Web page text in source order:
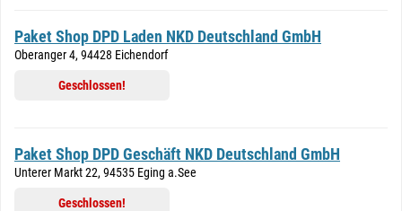
Paket Shop DPD Laden NKD Deutschland GmbH
Oberanger 4, 94428 Eichendorf
Geschlossen!
Paket Shop DPD Geschäft NKD Deutschland GmbH
Unterer Markt 22, 94535 Eging a.See
Geschlossen!